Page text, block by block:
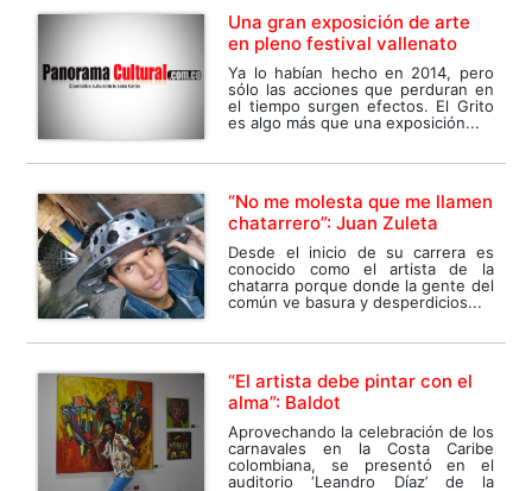
Una gran exposición de arte
en pleno festival vallenato
Ya lo habían hecho en 2014, pero
sólo las acciones que perduran en
el tiempo surgen efectos. El Grito
es algo más que una exposición...
“No me molesta que me llamen
chatarrero”: Juan Zuleta
Desde el inicio de su carrera es
conocido como el artista de la
chatarra porque donde la gente del
común ve basura y desperdicios...
“El artista debe pintar con el
alma”: Baldot
Aprovechando la celebración de los
carnavales en la Costa Caribe
colombiana, se presentó en el
auditorio ‘Leandro Díaz’ de la